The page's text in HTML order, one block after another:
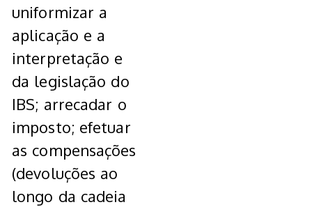
uniformizar a
aplicação e a
interpretação e
da legislação do
IBS; arrecadar o
imposto; efetuar
as compensações
(devoluções ao
longo da cadeia